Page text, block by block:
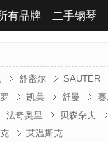
有品牌 二手钢琴
舒密尔
SAUTER
凯美 舒曼
法奇奥里
贝森朵夫
莱温斯克